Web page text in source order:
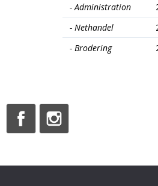
- Administration
- Nethandel
- Brodering